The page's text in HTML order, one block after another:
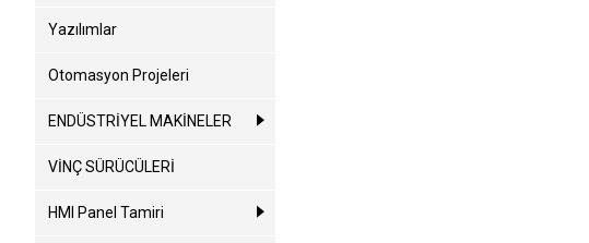
Yazılımlar
Otomasyon Projeleri
ENDÜSTRİYEL MAKİNELER
VİNÇ SÜRÜCÜLERİ
HMI Panel Tamiri